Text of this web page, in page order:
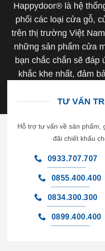
Happydoor® là hệ
phối các loại cửa gỗ,
trên thị trường Việt
những sản phẩm cửa
bạn chắc chắn sẽ
khắc khe nhất, đảm
TƯ VẤN
Hỗ trợ tư vấn về sản phẩm,
đãi chiết khấu
0933.707.707
0855.400.400
0834.300.300
0899.400.400